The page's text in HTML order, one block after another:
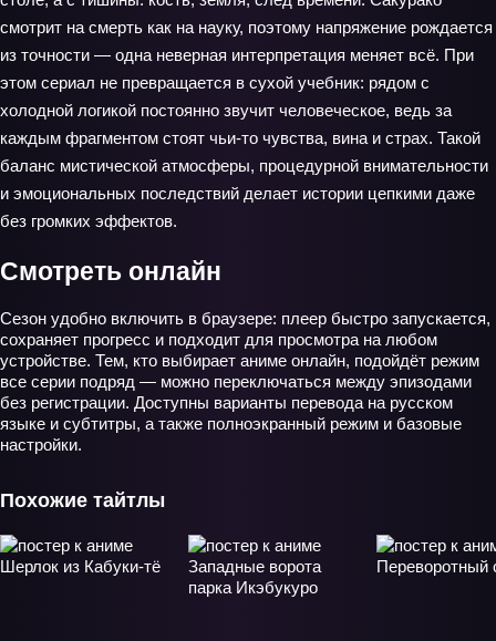
смотрит на смерть как на науку, поэтому напряжение рождается
из точности — одна неверная интерпретация меняет всё. При
этом сериал не превращается в сухой учебник: рядом с
холодной логикой постоянно звучит человеческое, ведь за
каждым фрагментом стоят чьи‑то чувства, вина и страх. Такой
баланс мистической атмосферы, процедурной внимательности
и эмоциональных последствий делает истории цепкими даже
без громких эффектов.
Смотреть онлайн
Сезон удобно включить в браузере: плеер быстро запускается,
сохраняет прогресс и подходит для просмотра на любом
устройстве. Тем, кто выбирает аниме онлайн, подойдёт режим
все серии подряд — можно переключаться между эпизодами
без регистрации. Доступны варианты перевода на русском
языке и субтитры, а также полноэкранный режим и базовые
настройки.
Похожие тайтлы